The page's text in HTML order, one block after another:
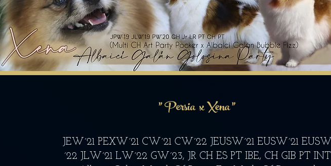
"Persia x Xena "
JEW´21 PEXW´21 CW´21 CW´22 JEUSW´21 EUSW´21 EUSW
´22 JLW´21 LW´22 GW´23, JR CH ES PT IBE, CH GIB PT INT